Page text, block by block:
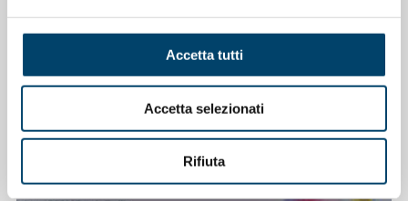
Accetta tutti
Accetta selezionati
Rifiuta
ONDA PER LE DONNE
Depressione Post Partum: intervista al
Prof. Claudio Mencacci
23 Apr 2026